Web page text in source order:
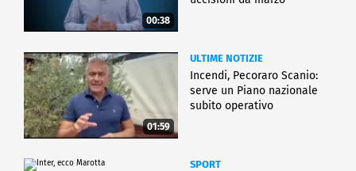
00:38
01:59
ULTIME NOTIZIE
Incendi, Pecoraro Scanio:
serve un Piano nazionale
subito operativo
SPORT